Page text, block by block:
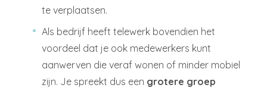
te verplaatsen.
Als bedrijf heeft telewerk bovendien het
voordeel dat je ook medewerkers kunt
aanwerven die veraf wonen of minder mobiel
zijn. Je spreekt dus een grotere groep